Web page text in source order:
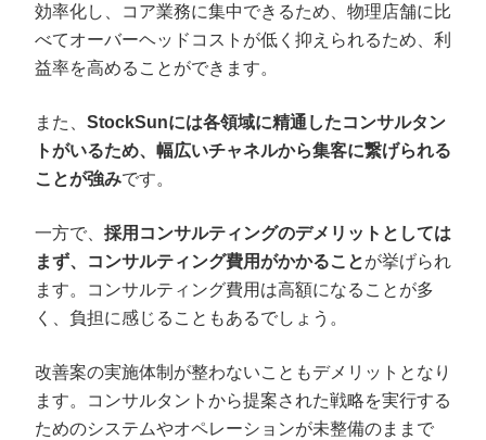
効率化し、コア業務に集中できるため、物理店舗に比
べてオーバーヘッドコストが低く抑えられるため、利
益率を高めることができます。
また、 StockSunには各領域に精通したコンサルタン
トがいるため、幅広いチャネルから集客に繋げられる
ことが強みです。
一方で、 採用コンサルティングのデメリットとしては
まず、コンサルティング費用がかかることが挙げられ
ます。コンサルティング費用は高額になることが多
く、負担に感じることもあるでしょう。
改善案の実施体制が整わないこともデメリットとなり
ます。コンサルタントから提案された戦略を実行する
ためのシステムやオペレーションが未整備のままで